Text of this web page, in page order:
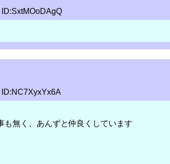
ID:SxtMOoDAgQ
ID:NC7XyxYx6A
も無く、あんずと仲良くしています